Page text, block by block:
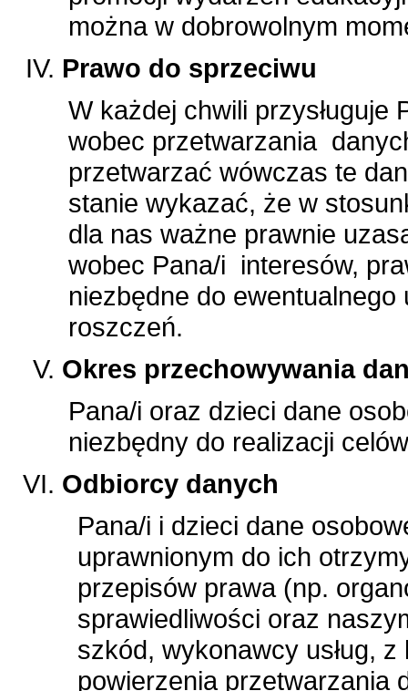
można w dobrowolnym
Prawo do sprzeciwu
W każdej chwili przysługuje
wobec przetwarzania
przetwarzać wówczas te
stanie wykazać, że w
dla nas ważne prawnie
wobec Pana/i interesów,
niezbędne do
roszczeń.
Okres przechowywania
Pana/i oraz dzieci dane
niezbędny do realizacji
Odbiorcy danych
Pana/i i dzieci dane
uprawnionym do ich
przepisów prawa (np.
sprawiedliwości oraz
szkód, wykonawcy usług,
powierzenia przetwarzania